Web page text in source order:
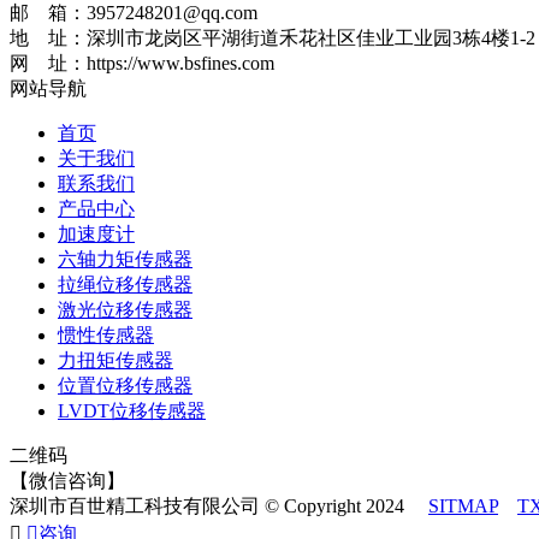
邮 箱：3957248201@qq.com
地 址：深圳市龙岗区平湖街道禾花社区佳业工业园3栋4楼1-2
网 址：https://www.bsfines.com
网站导航
首页
关于我们
联系我们
产品中心
加速度计
六轴力矩传感器
拉绳位移传感器
激光位移传感器
惯性传感器
力扭矩传感器
位置位移传感器
LVDT位移传感器
二维码
【微信咨询】
深圳市百世精工科技有限公司 © Copyright 2024 SITMAP
 咨询